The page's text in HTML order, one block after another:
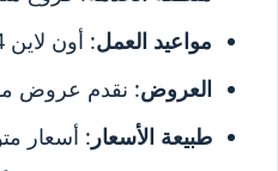
مواعيد العمل: أون لاين 24 ساعة – المكاتب من 6 صباحاً إلى 11 مساءً.
العروض: نقدم عروض
طبيعة الأسعار : أسعار